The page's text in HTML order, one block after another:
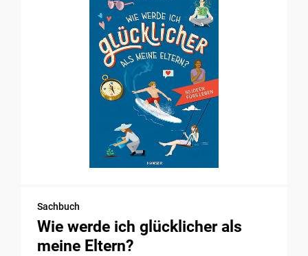
Sachbuch
Wie werde ich glücklicher als
meine Eltern?